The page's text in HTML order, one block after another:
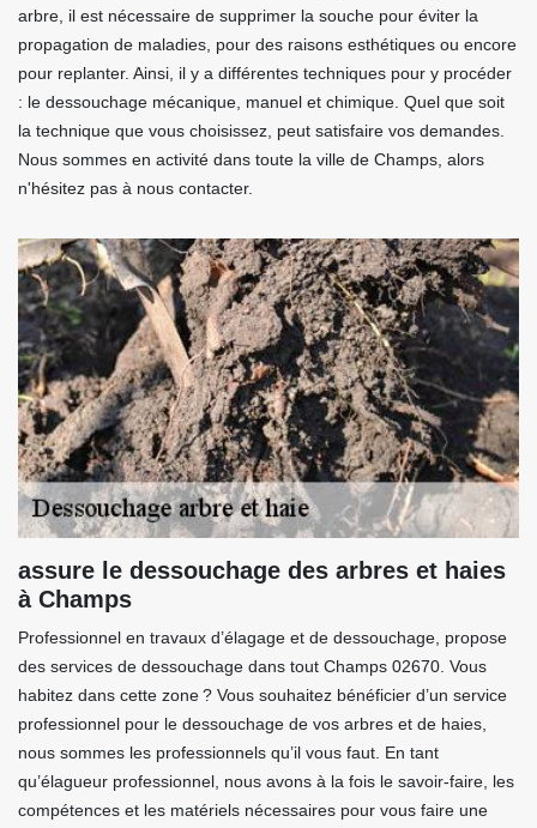
arbre, il est nécessaire de supprimer la souche pour éviter la
propagation de maladies, pour des raisons esthétiques ou encore
pour replanter. Ainsi, il y a différentes techniques pour y procéder
: le dessouchage mécanique, manuel et chimique. Quel que soit
la technique que vous choisissez, peut satisfaire vos demandes.
Nous sommes en activité dans toute la ville de Champs, alors
n'hésitez pas à nous contacter.
assure le dessouchage des arbres et haies
à Champs
Professionnel en travaux d’élagage et de dessouchage, propose
des services de dessouchage dans tout Champs 02670. Vous
habitez dans cette zone ? Vous souhaitez bénéficier d’un service
professionnel pour le dessouchage de vos arbres et de haies,
nous sommes les professionnels qu’il vous faut. En tant
qu’élagueur professionnel, nous avons à la fois le savoir-faire, les
compétences et les matériels nécessaires pour vous faire une